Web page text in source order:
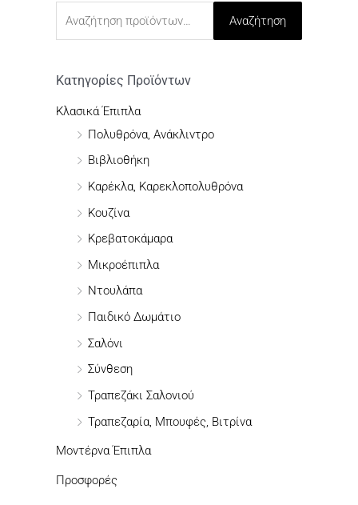
ή
τ
Αναζήτηση
Κατηγορίες Προϊόντων
Κλασικά Έπιπλα
Πολυθρόνα, Ανάκλιντρο
Βιβλιοθήκη
Καρέκλα, Καρεκλοπολυθρόνα
Κουζίνα
Κρεβατοκάμαρα
Μικροέπιπλα
Ντουλάπα
Παιδικό Δωμάτιο
Σαλόνι
Σύνθεση
Τραπεζάκι Σαλονιού
Τραπεζαρία, Μπουφές, Βιτρίνα
Μοντέρνα Έπιπλα
Προσφορές